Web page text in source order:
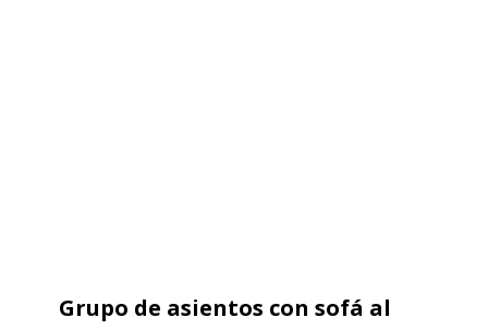
Grupo de asientos con sofá al